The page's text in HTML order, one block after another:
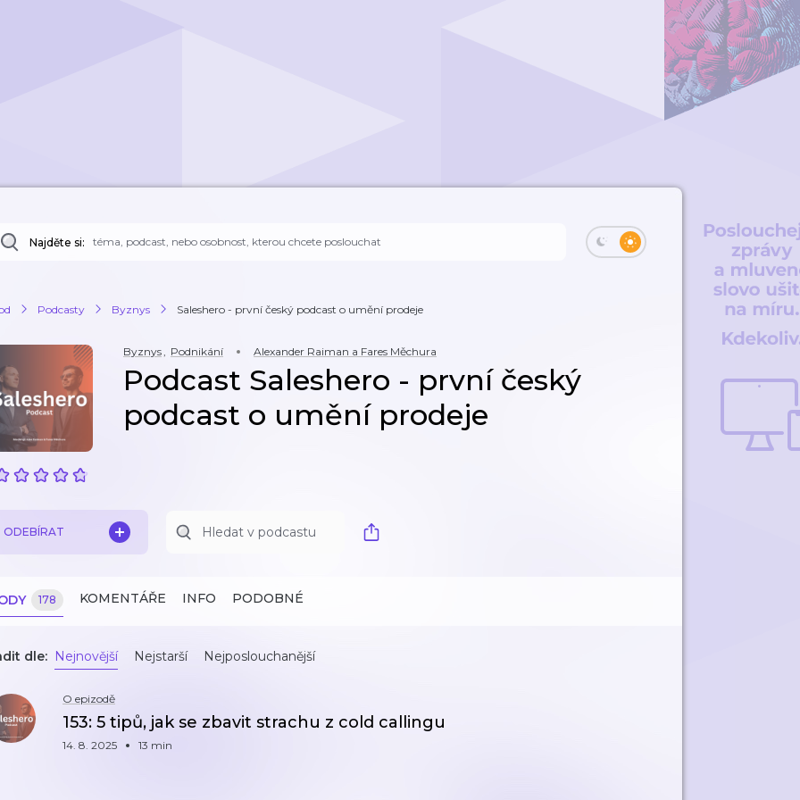
Najděte si:
Podcasty Byznys Saleshero - první český podcast o umění prodeje
Byznys, Podnikání Alexander Raiman a Fares Měchura
Podcast Saleshero - první český
podcast o umění prodeje
ODEBÍRAT
178 KOMENTÁŘE INFO PODOBNÉ
dle: Nejnovější Nejstarší Nejposlouchanější
O epizodě
153: 5 tipů, jak se zbavit strachu z cold callingu
14. 8. 2025 13 min